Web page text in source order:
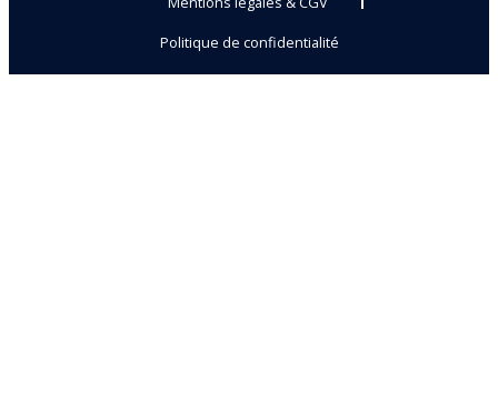
Politique de confidentialité